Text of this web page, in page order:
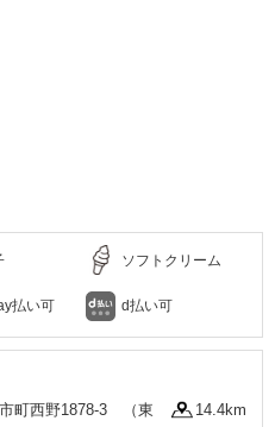
ソフトクリーム
払い可 d払い可
町西野1878-3 （東
14.4km